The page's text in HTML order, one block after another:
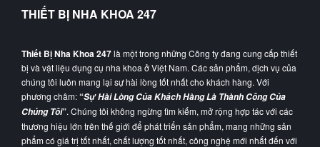
THIẾT BỊ NHA KHOA 247
Thiết Bị Nha Khoa 247là một trong những Công ty đang cung cấp thiết
bị và vật liệu dụng cụ nha khoa ở Việt Nam. Các sản phẩm, dịch vụ của
chúng tôi luôn mang lại sự hài lòng tốt nhất cho khách hàng. Với
phương châm:“Sự Hài Lòng Của Khách Hàng Là Thành Công Của
Chúng Tôi”. Chúng tôi không ngừng tìm kiếm, mở rộng hợp tác với các
thương hiệu lớn trên thế giới để phát triển sản phẩm, mang những sản
phẩm có giá trị tốt nhất, chất lượng tốt nhất, công nghệ mới nhất đến với